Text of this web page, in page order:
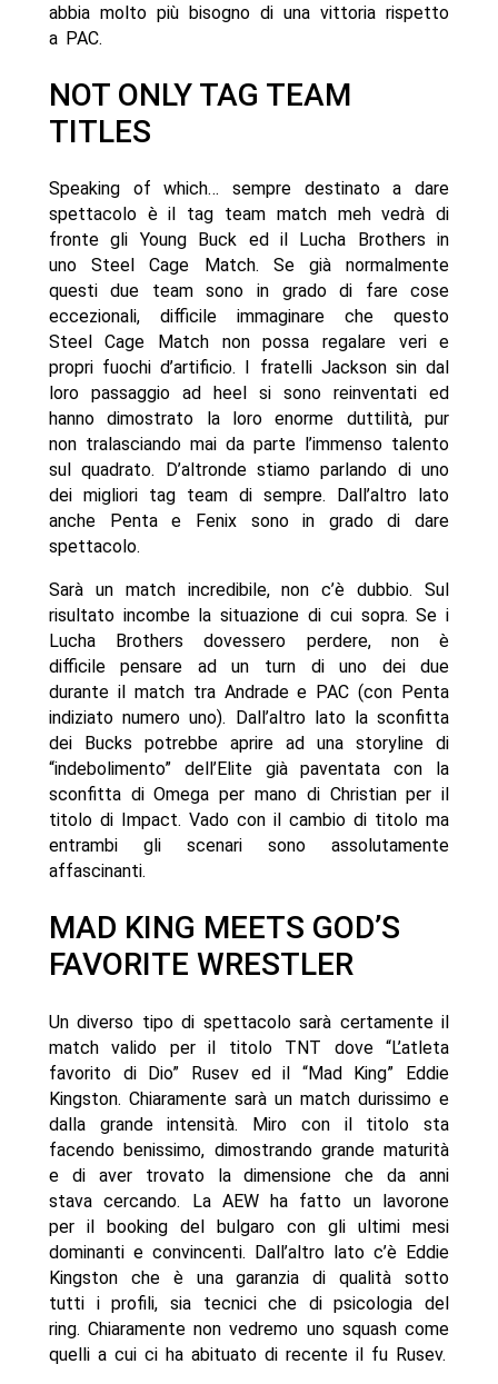
abbia molto più bisogno di una vittoria rispetto
a PAC.
NOT ONLY TAG TEAM
TITLES
Speaking of which… sempre destinato a dare
spettacolo è il tag team match meh vedrà di
fronte gli Young Buck ed il Lucha Brothers in
uno Steel Cage Match. Se già normalmente
questi due team sono in grado di fare cose
eccezionali, difficile immaginare che questo
Steel Cage Match non possa regalare veri e
propri fuochi d’artificio. I fratelli Jackson sin dal
loro passaggio ad heel si sono reinventati ed
hanno dimostrato la loro enorme duttilità, pur
non tralasciando mai da parte l’immenso talento
sul quadrato. D’altronde stiamo parlando di uno
dei migliori tag team di sempre. Dall’altro lato
anche Penta e Fenix sono in grado di dare
spettacolo.
Sarà un match incredibile, non c’è dubbio. Sul
risultato incombe la situazione di cui sopra. Se i
Lucha Brothers dovessero perdere, non è
difficile pensare ad un turn di uno dei due
durante il match tra Andrade e PAC (con Penta
indiziato numero uno). Dall’altro lato la sconfitta
dei Bucks potrebbe aprire ad una storyline di
“indebolimento” dell’Elite già paventata con la
sconfitta di Omega per mano di Christian per il
titolo di Impact. Vado con il cambio di titolo ma
entrambi gli scenari sono assolutamente
affascinanti.
MAD KING MEETS GOD’S
FAVORITE WRESTLER
Un diverso tipo di spettacolo sarà certamente il
match valido per il titolo TNT dove “L’atleta
favorito di Dio” Rusev ed il “Mad King” Eddie
Kingston. Chiaramente sarà un match durissimo e
dalla grande intensità. Miro con il titolo sta
facendo benissimo, dimostrando grande maturità
e di aver trovato la dimensione che da anni
stava cercando. La AEW ha fatto un lavorone
per il booking del bulgaro con gli ultimi mesi
dominanti e convincenti. Dall’altro lato c’è Eddie
Kingston che è una garanzia di qualità sotto
tutti i profili, sia tecnici che di psicologia del
ring. Chiaramente non vedremo uno squash come
quelli a cui ci ha abituato di recente il fu Rusev.